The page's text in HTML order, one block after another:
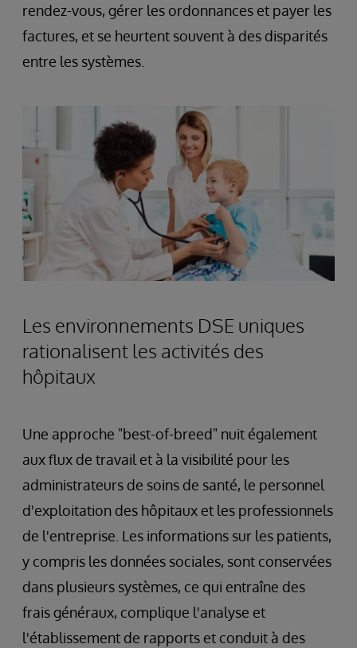
rendez-vous, gérer les ordonnances et payer les
factures, et se heurtent souvent à des disparités
entre les systèmes.
Les environnements DSE uniques
rationalisent les activités des
hôpitaux
Une approche "best-of-breed" nuit également
aux flux de travail et à la visibilité pour les
administrateurs de soins de santé, le personnel
d'exploitation des hôpitaux et les professionnels
de l'entreprise. Les informations sur les patients,
y compris les données sociales, sont conservées
dans plusieurs systèmes, ce qui entraîne des
frais généraux, complique l'analyse et
l'établissement de rapports et conduit à des